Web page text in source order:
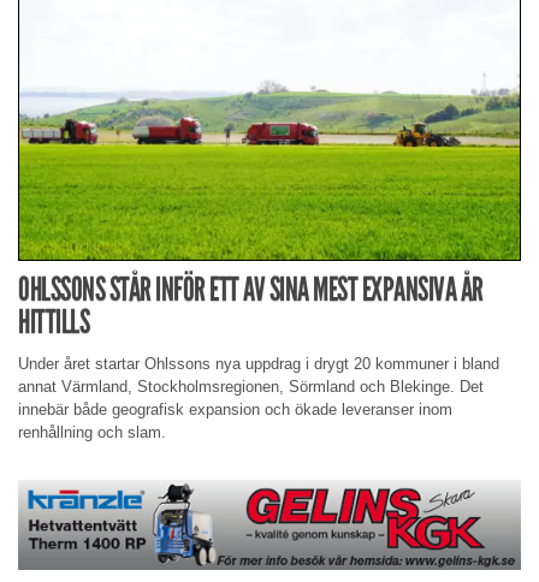
OHLSSONS STÅR INFÖR ETT AV SINA MEST EXPANSIVA ÅR
HITTILLS
Under året startar Ohlssons nya uppdrag i drygt 20 kommuner i bland
annat Värmland, Stockholmsregionen, Sörmland och Blekinge. Det
innebär både geografisk expansion och ökade leveranser inom
renhållning och slam.